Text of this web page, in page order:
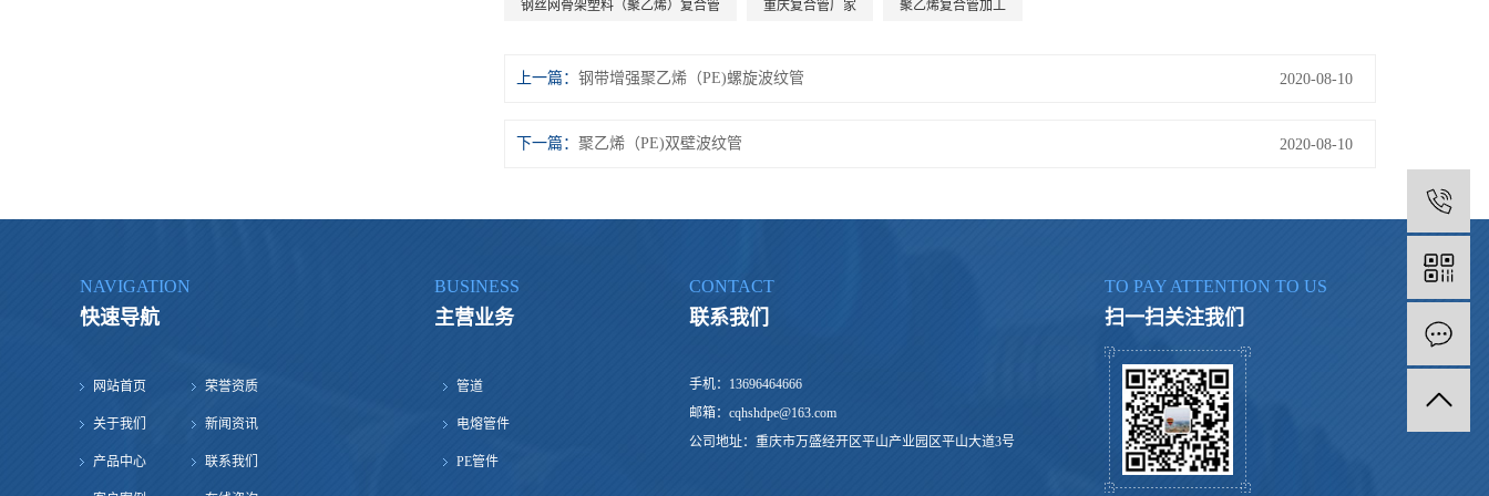
钢丝网骨架塑料（聚乙烯）复合管 重庆复合管厂家 聚乙烯复合管加工
上一篇： 钢带增强聚乙烯（PE)螺旋波纹管 2020-08-10
下一篇： 聚乙烯（PE)双壁波纹管 2020-08-10
NAVIGATION
快速导航
网站首页 荣誉资质
关于我们 新闻资讯
产品中心 联系我们
BUSINESS
主营业务
管道
电熔管件
PE管件
CONTACT
联系我们
手机：13696464666
邮箱：cqhshdpe@163.com
公司地址：重庆市万盛经开区平山产业园区平山大道3号
TO PAY ATTENTION TO US
扫一扫关注我们